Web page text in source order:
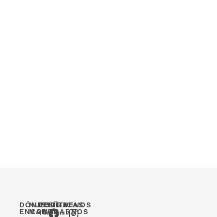
DÓNDE
ENCONTRARNOS
NUESTRA
MARCA
POLÍTICAS
Términos y
SÍGUENOS